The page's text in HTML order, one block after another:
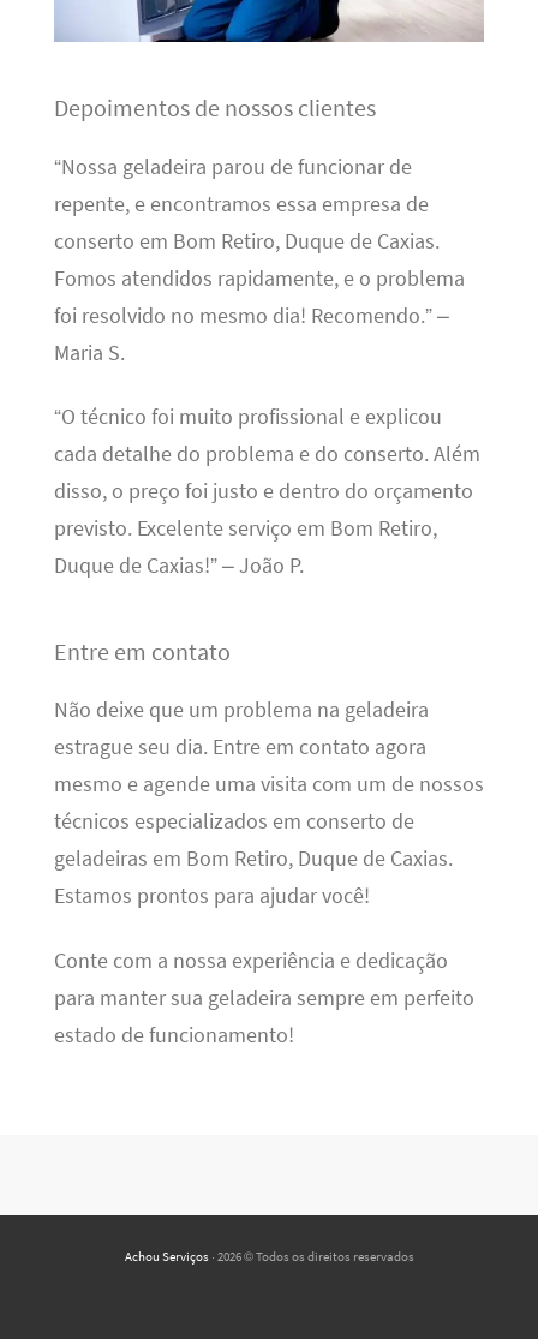
Depoimentos de nossos clientes
“Nossa geladeira parou de funcionar de
repente, e encontramos essa empresa de
conserto em Bom Retiro, Duque de Caxias.
Fomos atendidos rapidamente, e o problema
foi resolvido no mesmo dia! Recomendo.” –
Maria S.
“O técnico foi muito profissional e explicou
cada detalhe do problema e do conserto. Além
disso, o preço foi justo e dentro do orçamento
previsto. Excelente serviço em Bom Retiro,
Duque de Caxias!” – João P.
Entre em contato
Não deixe que um problema na geladeira
estrague seu dia. Entre em contato agora
mesmo e agende uma visita com um de nossos
técnicos especializados em conserto de
geladeiras em Bom Retiro, Duque de Caxias.
Estamos prontos para ajudar você!
Conte com a nossa experiência e dedicação
para manter sua geladeira sempre em perfeito
estado de funcionamento!
Achou Serviços· 2026 © Todos os direitos reservados